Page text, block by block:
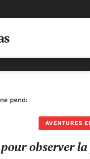
pendant vos aventures
AVENTURES
observer